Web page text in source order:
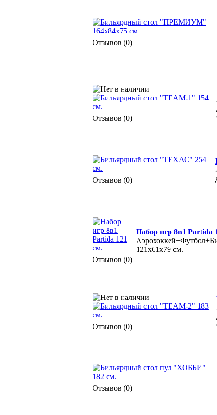
Отзывов (0)
Отзывов (0)
Отзывов (0)
Отзывов (0)
Набор игр 8в1 Partida
121х61х79 см.
Отзывов (0)
Отзывов (0)